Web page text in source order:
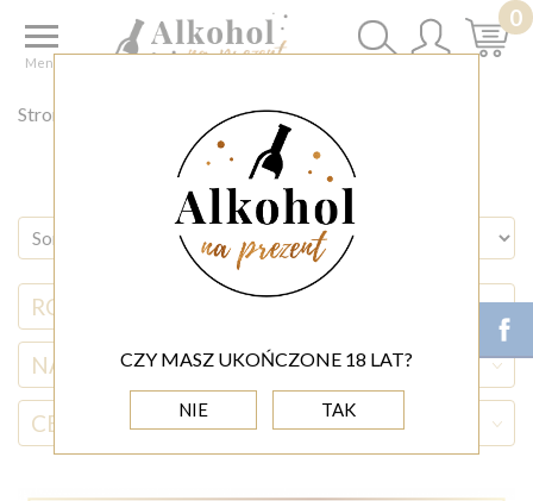
CZY MASZ UKOŃCZONE 18 LAT?
NIE TAK
0
Menu
Strona główna ◊ PREZENTY ZE ZDJĘCIAMI
RODZAJ ALKOHOLU
NAZWA ALKOHOLU
CENA (0,00 - 2 000,00)